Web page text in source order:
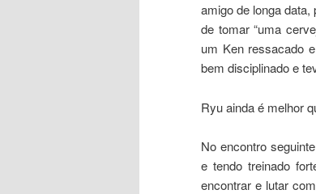
amigo de longa
de tomar “uma
um Ken ressacado
bem disciplinado e
Ryu ainda é melhor
No encontro
e tendo treinado
encontrar e lutar